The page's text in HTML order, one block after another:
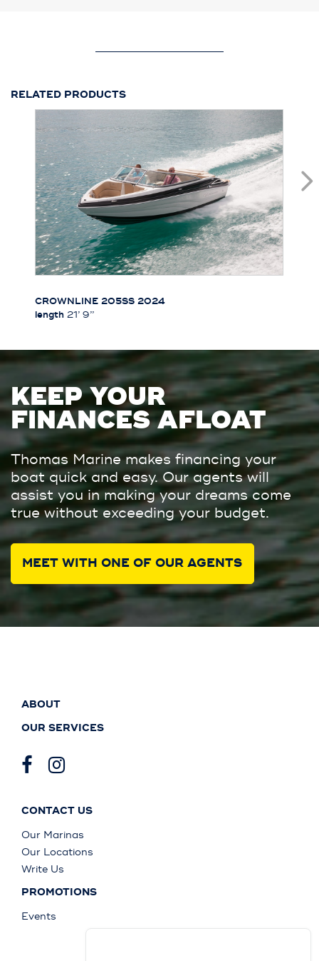
RELATED PRODUCTS
CROWNLINE 205SS 2024
length 21’ 9’’
KEEP YOUR
FINANCES AFLOAT
Thomas Marine makes financing your
boat quick and easy. Our agents will
assist you in making your dreams come
true without exceeding your budget.
MEET WITH ONE OF OUR AGENTS
ABOUT
OUR SERVICES
CONTACT US
Our Marinas
Our Locations
Write Us
PROMOTIONS
Events